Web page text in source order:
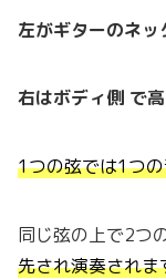
左がギターのネ
右はボディ側 で
1つの弦では1つ
同じ弦の上で2つ
先され演奏されま